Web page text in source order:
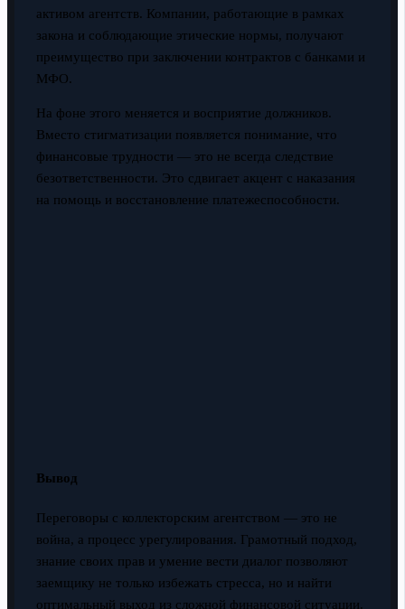
активом агентств. Компании, работающие в рамках
закона и соблюдающие этические нормы, получают
преимущество при заключении контрактов с банками и
МФО.
На фоне этого меняется и восприятие должников.
Вместо стигматизации появляется понимание, что
финансовые трудности — это не всегда следствие
безответственности. Это сдвигает акцент с наказания
на помощь и восстановление платежеспособности.
Вывод
Переговоры с коллекторским агентством — это не
война, а процесс урегулирования. Грамотный подход,
знание своих прав и умение вести диалог позволяют
заемщику не только избежать стресса, но и найти
оптимальный выход из сложной финансовой ситуации.